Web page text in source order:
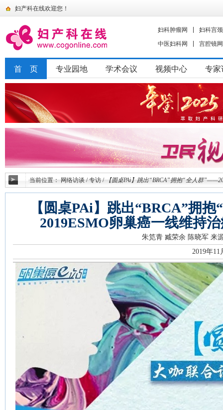
妇产科在线欢迎您！
妇科肿瘤网
妇科宫
中医妇科网
宫腔镜网
首 页 专业园地 学术会议 视频中心 专家
当前位置：网络访谈 / 专访 / 【圆桌PAi】跳出“BRCA”拥抱“全人群
【圆桌PAi】跳出“BRCA”拥
2019ESMO卵巢癌一线维持
朱笕青 臧荣余 陈晓军 来
2019年11